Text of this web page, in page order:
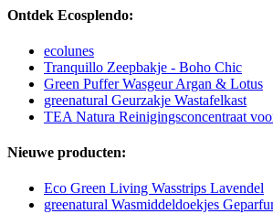
Ontdek Ecosplendo:
ecolunes
Tranquillo Zeepbakje - Boho Chic
Green Puffer Wasgeur Argan & Lotus
greenatural Geurzakje Wastafelkast
TEA Natura Reinigingsconcentraat
Nieuwe producten:
Eco Green Living Wasstrips Lavendel
greenatural Wasmiddeldoekjes